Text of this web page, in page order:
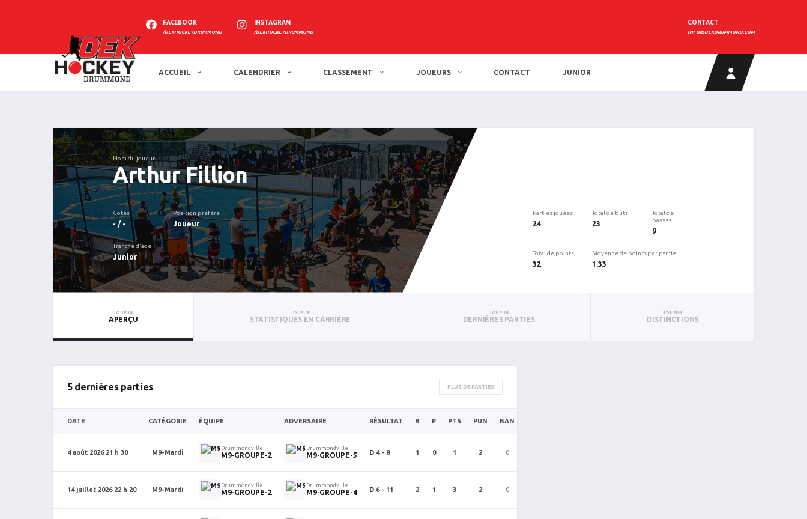
FACEBOOK
/DEKHOCKEYDRUMMOND
INSTAGRAM
/DEKHOCKEYDRUMMOND
CONTACT
INFO@DEKDRUMMOND.COM
ACCUEIL CALENDRIER CLASSEMENT JOUEURS CONTACT JUNIOR
Nom du joueur
Arthur Fillion
Cotes
- / -
Position préféré
Joueur
Tranche d'âge
Junior
Parties jouées
24
Total de buts
23
Total de
passes
9
Total de points
32
Moyenne de points par partie
1.33
JOUEUR
APERÇU
JOUEUR
STATISTIQUES EN CARRIÈRE
JOUEUR
DERNIÈRES PARTIES
JOUEUR
DISTINCTIONS
5 dernières parties PLUS DE PARTIES
DATE CATÉGORIE ÉQUIPE ADVERSAIRE RÉSULTAT B P PTS PUN BAN
4 août 2026 21 h 30 M9-Mardi
Drummondville
M9-GROUPE-2
Drummondville
M9-GROUPE-5 D 4 - 8 1 0 1 2 0
14 juillet 2026 22 h 20 M9-Mardi
Drummondville
M9-GROUPE-2
Drummondville
M9-GROUPE-4 D 6 - 11 2 1 3 2 0